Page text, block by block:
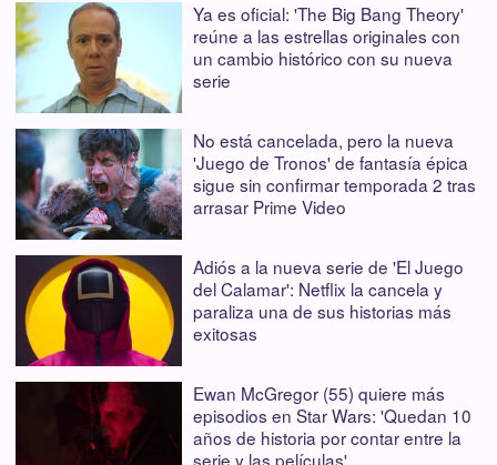
Ya es oficial: 'The Big Bang Theory'
reúne a las estrellas originales con
un cambio histórico con su nueva
serie
No está cancelada, pero la nueva
'Juego de Tronos' de fantasía épica
sigue sin confirmar temporada 2 tras
arrasar Prime Video
Adiós a la nueva serie de 'El Juego
del Calamar': Netflix la cancela y
paraliza una de sus historias más
exitosas
Ewan McGregor (55) quiere más
episodios en Star Wars: 'Quedan 10
años de historia por contar entre la
serie y las películas'